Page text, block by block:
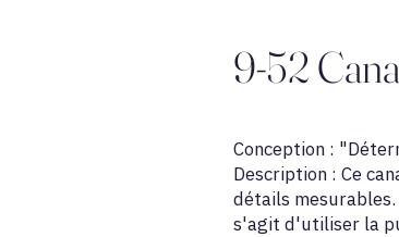
9-52
Conception :
Description : Ce
détails
s'agit d'utiliser la